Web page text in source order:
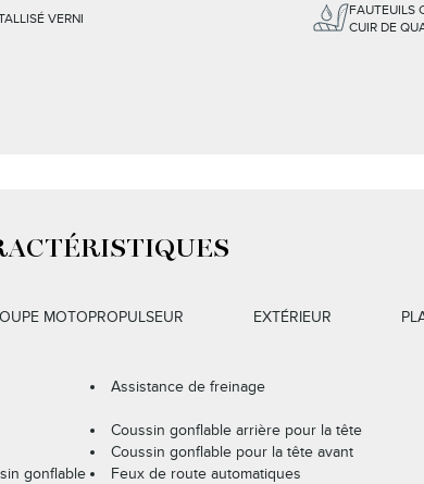
VERNI
FAUTEUILS
CUIR DE
MOTOPROPULSEUR EXTÉRIEUR
Assistance de freinage
Coussin gonflable arrière pour la tête
Coussin gonflable pour la tête avant
gonflable Feux de route automatiques